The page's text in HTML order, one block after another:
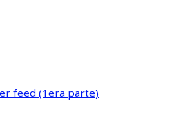
feed (1era parte)